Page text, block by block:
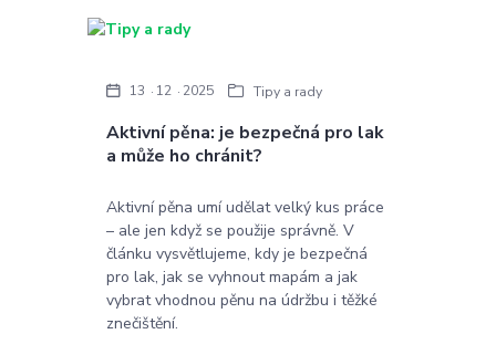
Aktivní pěna: je bezpečná pro lak
a může ho chránit?
13 12 2025 Tipy a rady
Aktivní pěna umí udělat velký kus práce
– ale jen když se použije správně. V
článku vysvětlujeme, kdy je bezpečná
pro lak, jak se vyhnout mapám a jak
vybrat vhodnou pěnu na údržbu i těžké
znečištění.